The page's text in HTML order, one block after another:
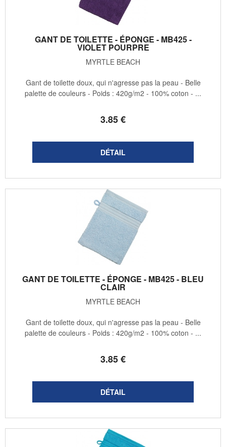
GANT DE TOILETTE - ÉPONGE - MB425 -
VIOLET POURPRE
MYRTLE BEACH
3.85€
Gant de toilette doux, qui n'agresse pas la peau - Belle
palette de couleurs - Poids : 420g/m2 - 100% coton - ...
GANT DE TOILETTE - ÉPONGE - MB425 - BLEU
CLAIR
MYRTLE BEACH
3.85€
Gant de toilette doux, qui n'agresse pas la peau - Belle
palette de couleurs - Poids : 420g/m2 - 100% coton - ...